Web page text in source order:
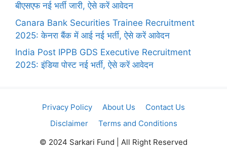
बीएसएफ नई भर्ती जारी, ऐसे करें आवेदन
Canara Bank Securities Trainee Recruitment
2025: केनरा बैंक में आई नई भर्ती, ऐसे करें आवेदन
India Post IPPB GDS Executive Recruitment
2025: इंडिया पोस्ट नई भर्ती, ऐसे करें आवेदन
Privacy Policy About Us
Contact Us
Disclaimer
Terms and Conditions
© 2024 Sarkari Fund | All Right Reserved